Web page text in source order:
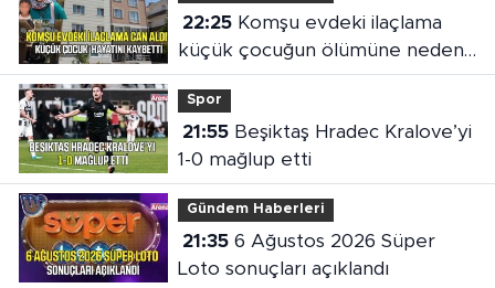
22:25Komşu evdeki ilaçlama
küçük çocuğun ölümüne neden
oldu
Spor
21:55Beşiktaş Hradec Kralove’yi
1-0 mağlup etti
Gündem Haberleri
21:356 Ağustos 2026 Süper
Loto sonuçları açıklandı